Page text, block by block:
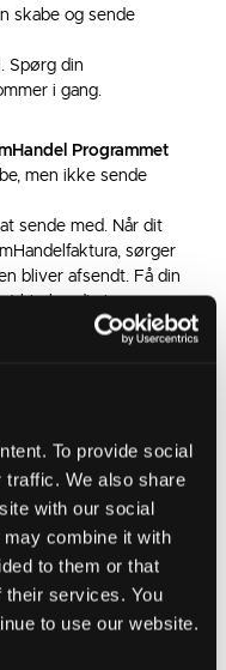
To provide social
traffic. We also share
with our social
combine it with
to them or that
their services. You
to use our website.
skabe og sende
Spørg din
i gang.
Programmet
men ikke sende
sende med. Når dit
sørger
bliver afsendt. Få din
GRATIS her
kan du bruge den
det offentlige og til
er gratis.